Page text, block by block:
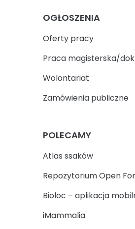
OGŁOSZENIA
Oferty pracy
Praca magisterska/
Wolontariat
Zamówienia publiczne
POLECAMY
Atlas ssaków
Repozytorium Open
Bioloc – aplikacja
iMammalia